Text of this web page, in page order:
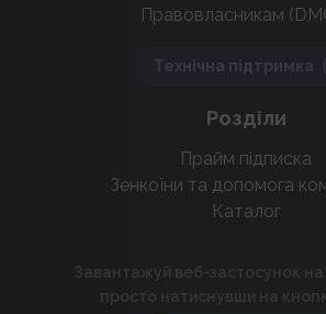
Правовласникам
Технічна підтримка
Розділи
Прайм підписка
Зенкоїни та допомога
Каталог
Завантажуй веб-застосунок на
просто натиснувши на